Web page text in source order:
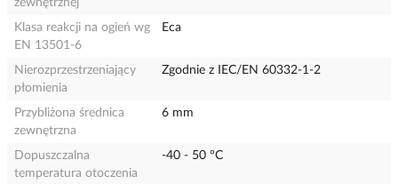
zewnętrznej
Klasa reakcji na ogień wg
EN 13501-6
Eca
Nierozprzestrzeniający
płomienia
Zgodnie z IEC/EN 60332-1-2
Przybliżona średnica
zewnętrzna
6 mm
Dopuszczalna
temperatura otoczenia
-40 - 50 °C